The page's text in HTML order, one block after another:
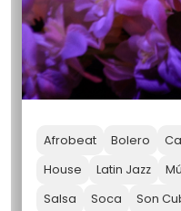
Afrobeat Bolero
House
Latin Jazz
Salsa
Soca Son